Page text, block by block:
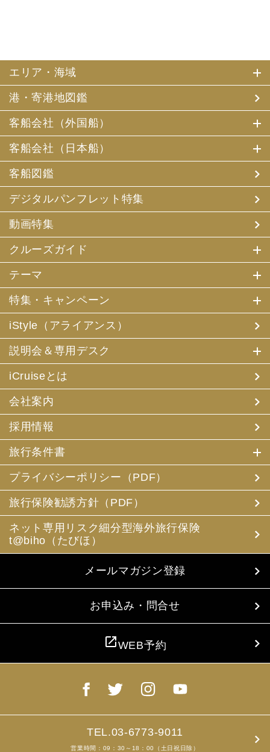
います。）は、お客様がご旅行の申込みの際にお申出いた
だいた個人情報についてお客様との連絡のために利用させ
ていただくほか、お客様がお申込みいただいた旅行におい
て運送・宿泊機関等（主要な運送・宿泊機関等について契
約書面に記載されています）の提供する旅行サービスの手
配及びそれらのサービスの受領のための手続、また旅行代
きます。
その他、当社は、
(1) 当社及び当社の提携する企業の商品やサービス、キャ
ンペーンのご案内
(2) 旅行参加後のご意見やご感想の提供のお願い
(3) アンケートのお願い
(4) 特典サービスの提供
(5) 統計資料の作成
にお客様の個人情報を利用させていただくことがありま
す。
個人情報について、本人確認、本人との連絡その他、採
す。
3. お客様個人情報の第三者への提供
(1) 当社は、お申込みいただいた旅行サービスの手配及び
それらのサービスの受領のための手続に必要な範囲内、ま
保険の手続き上必要な範囲内で、それら運送・宿泊機関、
保険会社等に対し、お客様の氏名、性別、年齢、住所、電
話番号またはメールアドレス、パスポート番号、クレジッ
トカード番号を電磁的方法等で送付することにより提供い
(2) 当社は、旅行先でのお客様のお買い物等の便宜のた
め、当社の保有するお客様の個人データを土産物店に提供
することがあります。この場合、お客様の氏名、パスポー
ト番号及び搭乗される航空便名等に係る個人データを、予
め電磁的方法等で送付することによって提供いたします。
お客様の旅行中の連絡先の方の個人情報をお伺いすること
があります。この個人情報は、お客様に疾病等があった場
合で連絡先の方へ連絡の必要があると当社が認めた場合に
使用させていただきます。お客様は、連絡先の方の個人情
報を当社らに提供することについて連絡先の方の同意を得
るものとします。
4. お客様個人情報の収集・利用について
当社は、お客様の個人情報を収集、利用するにあたり、以
下の取扱いをしておりますことを予めご承知おき願いま
(1) 収集目的、利用範囲をパンフレット、お申込書に明示
(2) お客様の同意がない限り、収集目的以外に使用いたし
し、同意を得ます。
(4) お客様が未成年者の場合、親権者の同意を得ます。
た、お申込のあった旅行の手配及び旅程の管理のために、
以下の当社のグループ企業とお客様情報を共有する場合が
ありますが、厳重に管理・保管いたします。
エリア・海域
港・寄港地図鑑
客船会社（外国船）
客船会社（日本船）
客船図鑑
デジタルパンフレット特集
動画特集
クルーズガイド
テーマ
特集・キャンペーン
iStyle（アライアンス）
説明会＆専用デスク
iCruiseとは
会社案内
採用情報
旅行条件書
プライバシーポリシー（PDF）
旅行保険勧誘方針（PDF）
ネット専用リスク細分型海外旅行保険
t@biho（たびほ）
メールマガジン登録
お申込み・問合せ
open_in_newWEB予約
TEL.03-6773-9011
営業時間：09：30～18：00（土日祝日除）